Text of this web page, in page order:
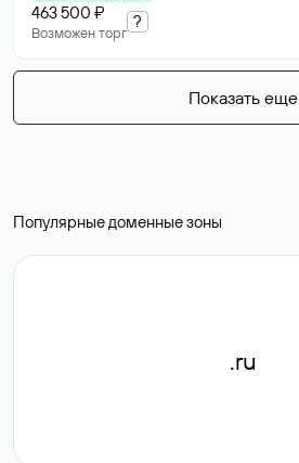
463 500 ₽
Возможен торг
?
Показать еще
Популярные доменные зоны
.ru